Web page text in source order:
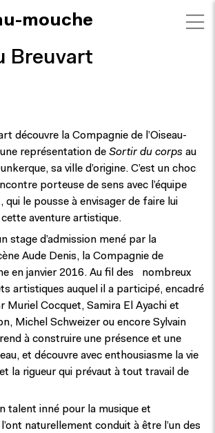
mouche
Breuvart
découvre la Compagnie de l’Oiseau-
représentation de Sortir du corps au
sa ville d’origine. C’est un choc
porteuse de sens avec l’équipe
qui le pousse à envisager de faire lui
aventure artistique.
stage d’admission mené par la
Aude Denis, la Compagnie de
en janvier 2016. Au fil des nombreux
artistiques auquel il a participé, encadré
Muriel Cocquet, Samira El Ayachi et
Michel Schweizer ou encore Sylvain
à construire une présence et une
et découvre avec enthousiasme la vie
la rigueur qui prévaut à tout travail de
talent inné pour la musique et
l’ont naturellement conduit à être l’un des